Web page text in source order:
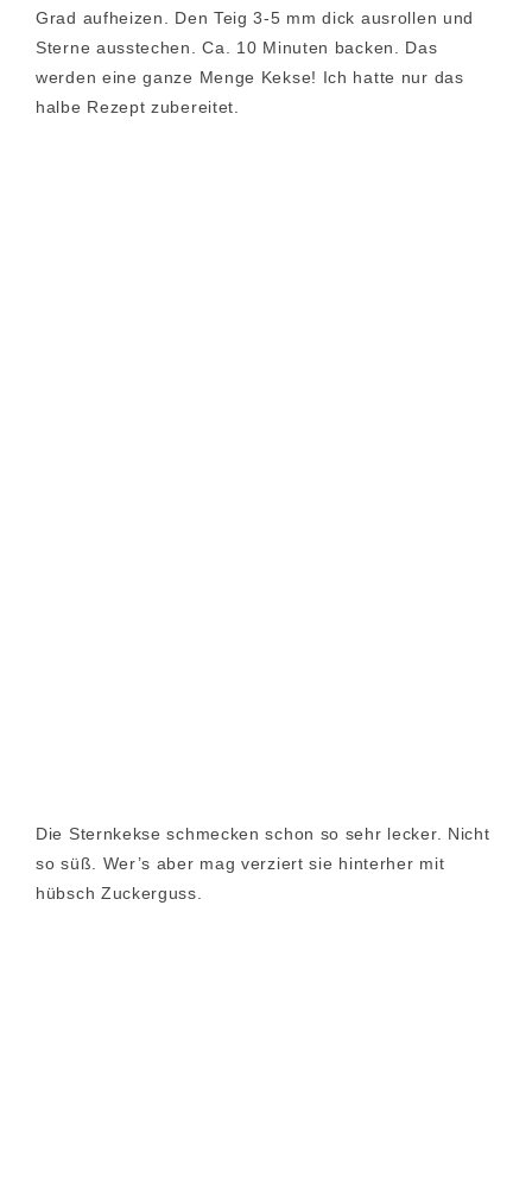
Grad aufheizen. Den Teig 3-5 mm dick ausrollen und
Sterne ausstechen. Ca. 10 Minuten backen. Das
werden eine ganze Menge Kekse! Ich hatte nur das
halbe Rezept zubereitet.
Die Sternkekse schmecken schon so sehr lecker. Nicht
so süß. Wer’s aber mag verziert sie hinterher mit
hübsch Zuckerguss.